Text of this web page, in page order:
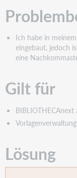
Ich habe in
eingebaut, jedoch
eine
Gilt für
BIBLIOTHECAnext
Vorlagenverwaltung
Lösung